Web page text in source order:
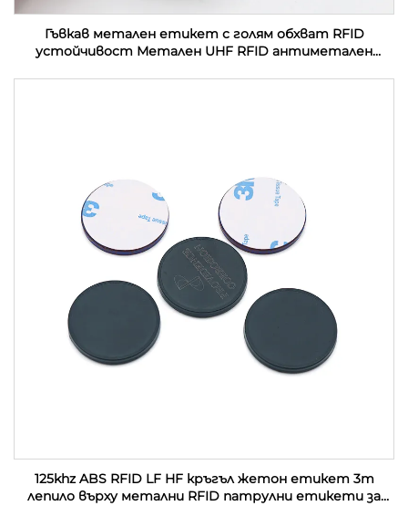
Гъвкав метален етикет с голям обхват RFID
устойчивост Метален UHF RFID антиметален
125khz ABS RFID LF HF кръгъл жетон етикет 3m
лепило върху метални RFID патрулни етикети за